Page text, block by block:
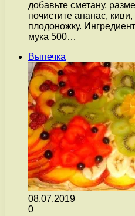
добавьте сметану,
почистите ананас,
плодоножку.
мука 500…
Выпечка
08.07.2019
0